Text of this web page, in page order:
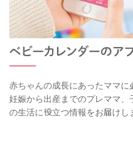
赤ちゃんの成長にあったママに
妊娠から出産までのプレママ
の生活に役立つ情報をお届けし